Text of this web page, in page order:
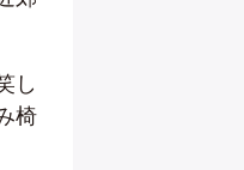
し
椅